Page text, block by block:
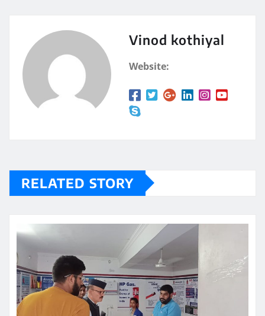
Vinod kothiyal
Website:
RELATED STORY